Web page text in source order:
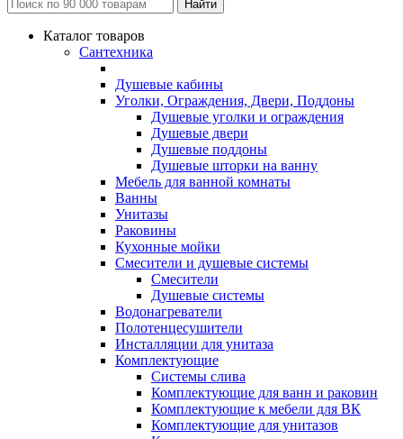
Каталог товаров
Сантехника
Душевые кабины
Уголки, Ограждения, Двери, Поддоны
Душевые уголки и ограждения
Душевые двери
Душевые поддоны
Душевые шторки на ванну
Мебель для ванной комнаты
Ванны
Унитазы
Раковины
Кухонные мойки
Смесители и душевые системы
Смесители
Душевые системы
Водонагреватели
Полотенцесушители
Инсталляции для унитаза
Комплектующие
Системы слива
Комплектующие для ванн и раковин
Комплектующие к мебели для ВК
Комплектующие для унитазов